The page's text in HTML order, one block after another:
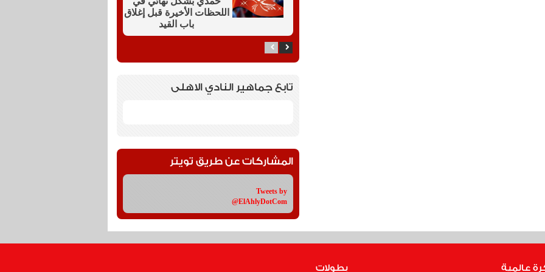
اللحظات الأخيرة قبل إغلاق
باب القيد
تابع جماهير النادي الاهلى
المشاركات عن طريق تويتر
Tweets by
@ElAhlyDotCom
عالمية بطولات